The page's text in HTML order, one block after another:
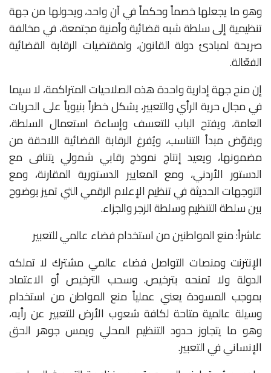
وهو ما يجعلها خصماً وحكماً في آن واحد، ويحولها من جهة
تنظيمية إلى سلطة شبه قضائية وأمنية مجتمعة، في مخالفة
صريحة لمبادئ دولة القانون، ولمقتضيات الرقابة القضائية
الفعّالة.
إن منح جهة إدارية واحدة هذه الصلاحيات المتراكمة، لا سيما
في مجال حرية الرأي والتعبير، يشكل خطراً بنيوياً على الحريات
العامة، ويفتح الباب للتعسف وإساءة استعمال السلطة،
ويقوّض مبدأ التناسب، ويُفرغ الرقابة القضائية اللاحقة من
مضمونها، ويعيد إنتاج نموذج رقابي شمولي يتنافى مع
الدستور الأردني، ومع المعايير الدستورية المقارنة، ومع
التوجهات الحديثة في تنظيم الإعلام الرقمي التي تميز بوضوح
بين سلطة التنظيم وسلطة الزجر والجزاء.
عاشراً: منع المواطنين من استخدام فضاء عالمي للتعبير
الإنترنت ومنصات التواصل فضاء عالمي مشترك لا تملكه
الدولة ولا تمنحه بترخيص. وسحب الترخيص أو الاعتماد
بموجب المسودة يعني عملياً منع المواطن من استخدام
وسيلة عالمية متاحة لكافة شعوب الأرض للتعبير عن رأيه،
وهو ما يتجاوز حدود التنظيم المحلي ويمس جوهر الحق
الإنساني في التعبير.